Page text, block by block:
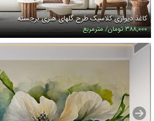
کاغذ دیواری کلاسیک طرح گلهای هنری برجسته
۳۸۸,۰۰۰ تومان/ مترمربع